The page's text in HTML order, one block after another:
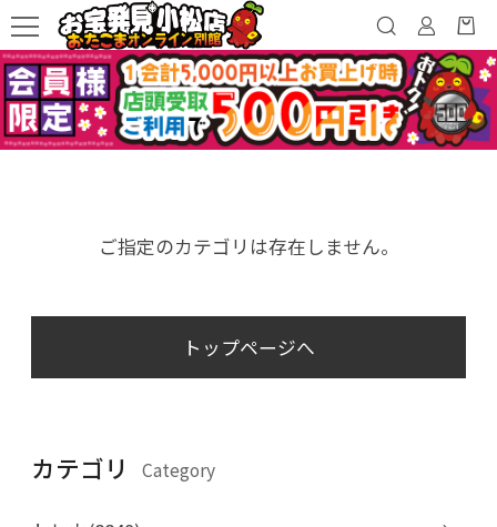
カテゴリ Category
ご指定のカテゴリは存在しません。
トップページへ